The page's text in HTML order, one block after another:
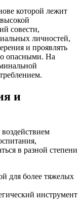
которой лежит
совести,
личностей,
и проявлять
опасными. На
и
в разной степени
для более тяжелых
инструмент